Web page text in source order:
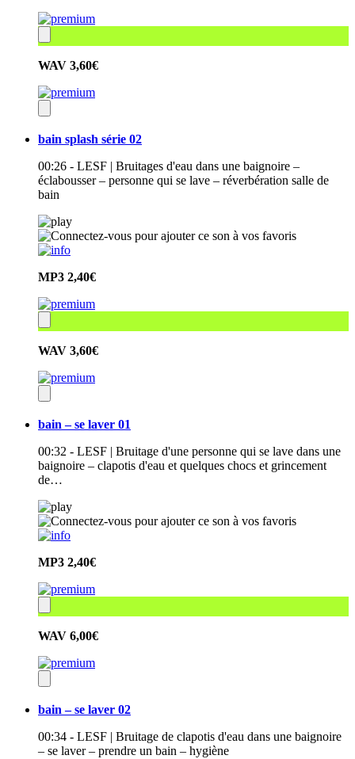
WAV 3,60€
bain splash série 02
00:26 - LESF | Bruitages d'eau dans une baignoire –
éclabousser – personne qui se lave – réverbération salle de
bain
MP3 2,40€
WAV 3,60€
bain – se laver 01
00:32 - LESF | Bruitage d'une personne qui se lave dans une
baignoire – clapotis d'eau et quelques chocs et grincement
de…
MP3 2,40€
WAV 6,00€
bain – se laver 02
00:34 - LESF | Bruitage de clapotis d'eau dans une baignoire
– se laver – prendre un bain – hygiène